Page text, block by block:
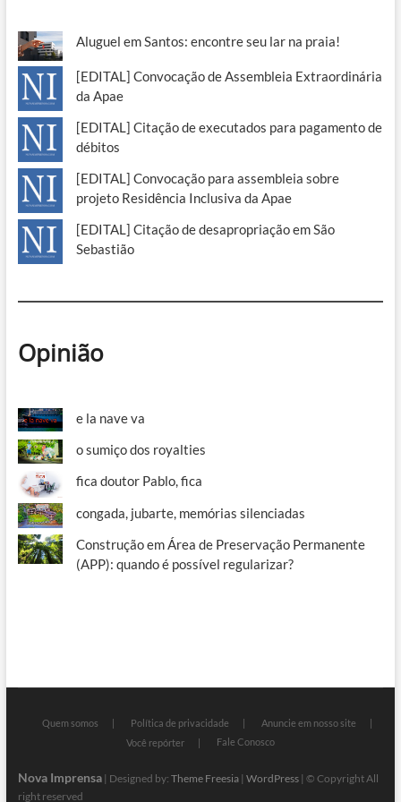
Aluguel em Santos: encontre seu lar na praia!
[EDITAL] Convocação de Assembleia Extraordinária
da Apae
[EDITAL] Citação de executados para pagamento de
débitos
[EDITAL] Convocação para assembleia sobre
projeto Residência Inclusiva da Apae
[EDITAL] Citação de desapropriação em São
Sebastião
Opinião
e la nave va
o sumiço dos royalties
fica doutor Pablo, fica
congada, jubarte, memórias silenciadas
Construção em Área de Preservação Permanente
(APP): quando é possível regularizar?
Quem somos Política de privacidade
Anuncie em nosso site
Você repórter
Fale Conosco
Nova Imprensa| Designed by: Theme Freesia| WordPress| © Copyright All
right reserved